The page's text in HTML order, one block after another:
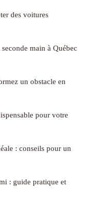
des voitures
main à Québec
un obstacle en
pour votre
: conseils pour un
: guide pratique et